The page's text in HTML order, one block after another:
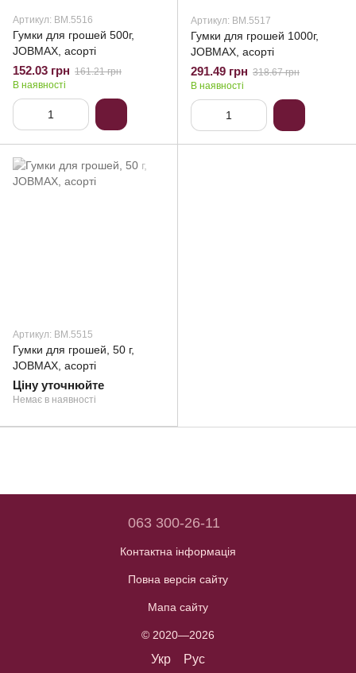
Артикул: BM.5516
Гумки для грошей 500г,
JOBMAX, асорті
152.03 грн 161.21 грн
В наявності
Артикул: BM.5517
Гумки для грошей 1000г,
JOBMAX, асорті
291.49 грн 318.67 грн
В наявності
Артикул: BM.5515
Гумки для грошей, 50 г,
JOBMAX, асорті
Ціну уточнюйте
Немає в наявності
063 300-26-11
Контактна інформація
Повна версія сайту
Мапа сайту
© 2020—2026
Укр Рус